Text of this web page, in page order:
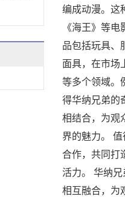
编成动漫。这
《海王》等
品包括玩具、
面具，在市场
等多个领域。
得华纳兄弟的
相结合，为观
界的魅力。
合作，共同打
活力。 华纳
相互融合，为